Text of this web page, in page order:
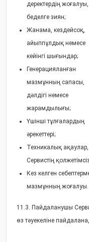
деректердің жоғалуы,
беделге зиян;
Жанама, кездейсоқ,
айыппұлдық немесе
кейінгі шығындар;
Генерацияланған
мазмұнның сапасы,
дәлдігі немесе
жарамдылығы;
Үшінші тұлғалардың
әрекеттері;
Техникалық ақаулар,
Сервистің
Кез келген
мазмұнның жоғалуы.
11.3. Пайдаланушы
өз тәуекеліне